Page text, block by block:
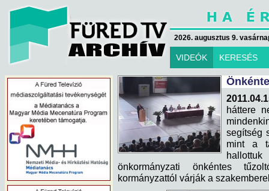
2026. augusztus 9.
VIDEÓK KERESÉS
háttere
segítség
mint a
önkormányzati önkéntes
kormányzattól várják a